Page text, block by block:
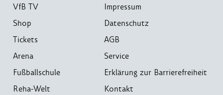
VfB TV
Shop
Tickets
Arena
Fußballschule
Reha-Welt
Impressum
Datenschutz
AGB
Service
Erklärung zur Barrierefreiheit
Kontakt